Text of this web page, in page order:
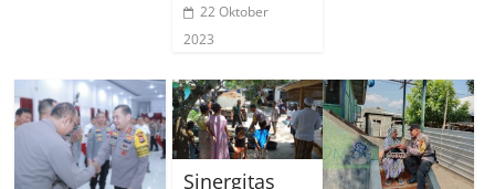
22 Oktober
2023
Sinergitas